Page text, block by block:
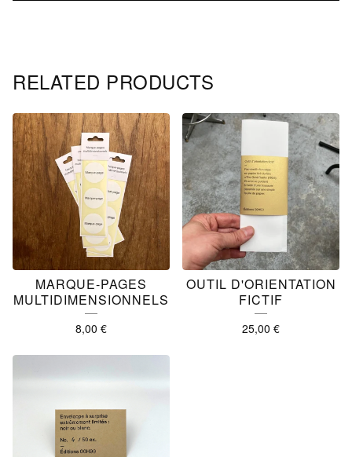
RELATED PRODUCTS
MARQUE-PAGES
MULTIDIMENSIONNELS
8,00 €
OUTIL D'ORIENTATION
FICTIF
25,00 €